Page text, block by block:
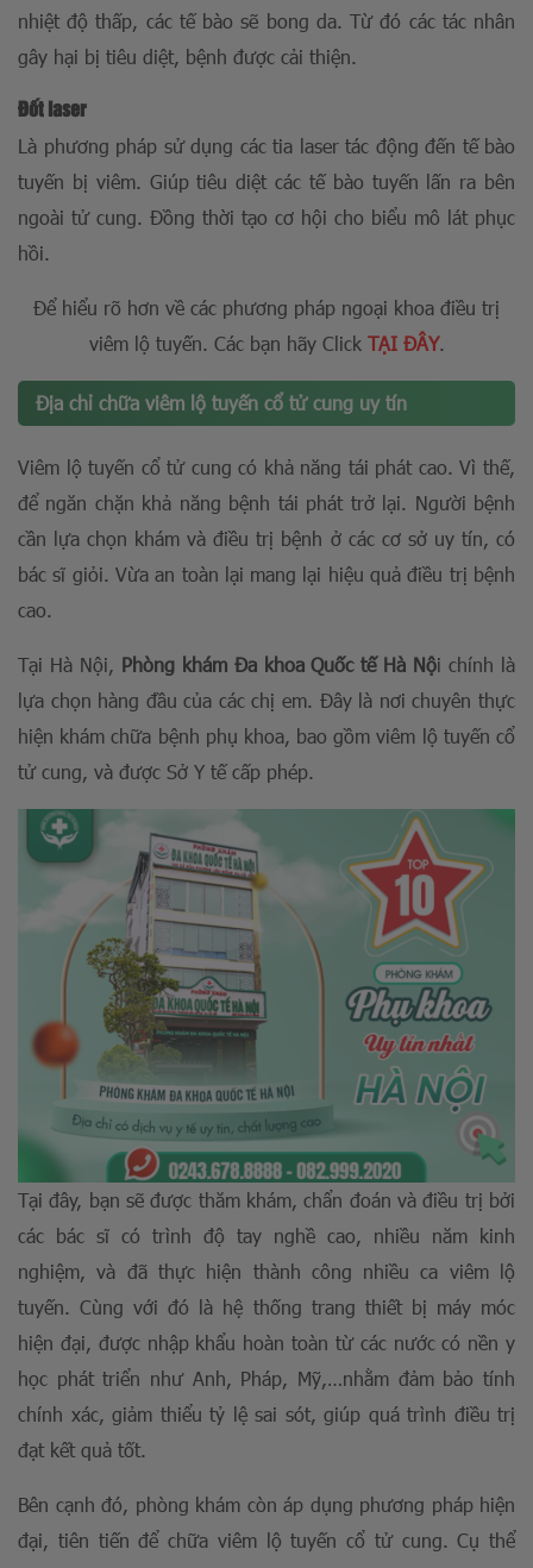
nhiệt độ thấp, các tế bào sẽ bong da. Từ đó các tác nhân
gây hại bị tiêu diệt, bệnh được cải thiện.
Đốt laser
Là phương pháp sử dụng các tia laser tác động đến tế bào
tuyến bị viêm. Giúp tiêu diệt các tế bào tuyến lấn ra bên
ngoài tử cung. Đồng thời tạo cơ hội cho biểu mô lát phục
hồi.
Để hiểu rõ hơn về các phương pháp ngoại khoa điều trị
viêm lộ tuyến. Các bạn hãy Click TẠI ĐÂY.
Địa chỉ chữa viêm lộ tuyến cổ tử cung uy tín
Viêm lộ tuyến cổ tử cung có khả năng tái phát cao. Vì thế,
để ngăn chặn khả năng bệnh tái phát trở lại. Người bệnh
cần lựa chọn khám và điều trị bệnh ở các cơ sở uy tín, có
bác sĩ giỏi. Vừa an toàn lại mang lại hiệu quả điều trị bệnh
cao.
Tại Hà Nội, Phòng khám Đa khoa Quốc tế Hà Nội chính là
lựa chọn hàng đầu của các chị em. Đây là nơi chuyên thực
hiện khám chữa bệnh phụ khoa, bao gồm viêm lộ tuyến cổ
tử cung, và được Sở Y tế cấp phép.
Tại đây, bạn sẽ được thăm khám, chẩn đoán và điều trị bởi
các bác sĩ có trình độ tay nghề cao, nhiều năm kinh
nghiệm, và đã thực hiện thành công nhiều ca viêm lộ
tuyến. Cùng với đó là hệ thống trang thiết bị máy móc
hiện đại, được nhập khẩu hoàn toàn từ các nước có nền y
học phát triển như Anh, Pháp, Mỹ,…nhằm đảm bảo tính
chính xác, giảm thiểu tỷ lệ sai sót, giúp quá trình điều trị
đạt kết quả tốt.
Bên cạnh đó, phòng khám còn áp dụng phương pháp hiện
đại, tiên tiến để chữa viêm lộ tuyến cổ tử cung. Cụ thể